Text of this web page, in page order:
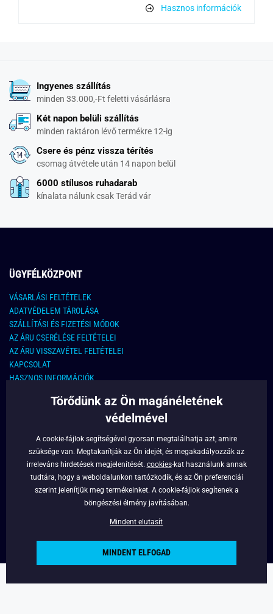
Hasznos információk
Ingyenes szállítás
minden 33.000,-Ft feletti vásárlásra
Két napon belüli szállítás
minden raktáron lévő termékre 12-ig
Csere és pénz vissza térítés
csomag átvétele után 14 napon belül
6000 stílusos ruhadarab
kínalata nálunk csak Terád vár
ÜGYFÉLKÖZPONT
VÁSARLÁSI FELTÉTELEK
ADATVÉDELEM TÁROLÁSA
SZÁLLÍTÁSI ÉS FIZETÉSI MÓDOK
AZ ÁRU CSERÉLÉSE FELTÉTELEI
AZ ÁRU VISSZAVÉTEL FELTÉTELEI
KAPCSOLAT
HASZNOS INFORMÁCIÓK
KAPCSOLAT
info@legyferfi.hu
FONTOS INFORMÁCIÓK
RÓLUNK
Törődünk az Ön magánéletének
védelmével
A cookie-fájlok segítségével gyorsan megtalálhatja azt, amire
szüksége van. Megtakarítják az Ön idejét, és megakadályozzák az
irreleváns hirdetések megjelenítését. cookies-kat használunk annak
tudtára, hogy a weboldalunkon tartózkodik, és az Ön preferenciái
szerint jelenítjük meg termékeinket. A cookie-fájlok segítenek a
böngészési élmény javításában.
Mindent elutasít
MINDENT ELFOGAD